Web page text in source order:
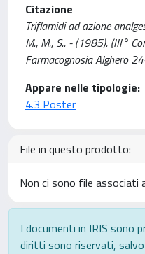
Citazione
Triflamidi ad azione
M., M., S.. - (1985). (III°
Farmacognosia Alghero
Appare nelle tipologie:
4.3 Poster
File in questo prodotto:
Non ci sono file
I documenti in IRIS
diritti sono riservati, salvo